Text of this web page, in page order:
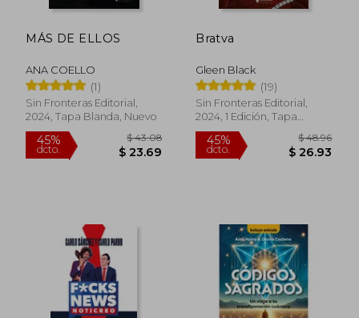
45% 45%
MÁS DE ELLOS
ANA COELLO
(1)
Sin Fronteras Editorial,
2024, Tapa Blanda, Nuevo
Bratva
Gleen Black
(19)
Sin Fronteras Editorial,
2024, 1 Edición, Tapa
Blanda, Nuevo